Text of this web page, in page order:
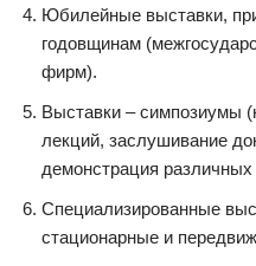
Юбилейные выставки,
годовщинам
фирм).
Выставки – симпозиумы
лекций, заслушивание
демонстрация различных
Специализированные
стационарные и